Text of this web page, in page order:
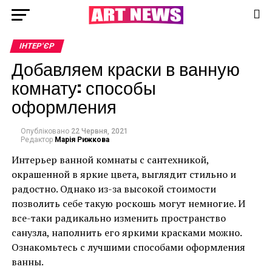
ІНТЕР'ЄР
Добавляем краски в ванную
комнату: способы
оформления
Опубліковано 22 Червня, 2021
Редактор Марія Рижкова
Интерьер ванной комнаты с сантехникой,
окрашенной в яркие цвета, выглядит стильно и
радостно. Однако из-за высокой стоимости
позволить себе такую роскошь могут немногие. И
все-таки радикально изменить пространство
санузла, наполнить его яркими красками можно.
Ознакомьтесь с лучшими способами оформления
ванны.